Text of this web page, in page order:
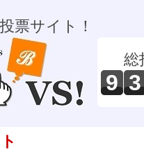
票サイト！
総
9 3